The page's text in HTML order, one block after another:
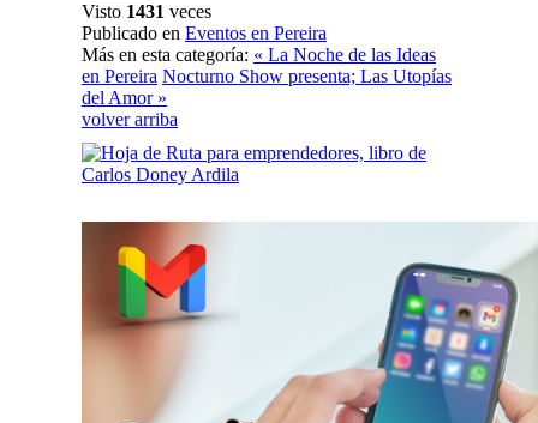
Visto 1431 veces
Publicado en Eventos en Pereira
Más en esta categoría: « La Noche de las Ideas
en Pereira Nocturno Show presenta; Las Utopías
del Amor »
volver arriba